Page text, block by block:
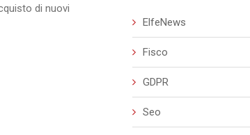
di nuovi
ElfeNews
Fisco
GDPR
Seo